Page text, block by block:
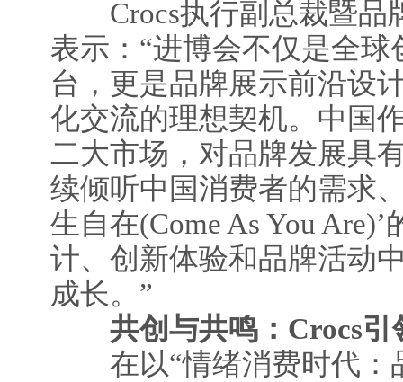
Crocs执行副总裁暨品
表示：“进博会不仅是全
台，更是品牌展示前沿设
化交流的理想契机。中国
二大市场，对品牌发展具
续倾听中国消费者的需求
生自在(Come As You
计、创新体验和品牌活动
成长。”
共创与共鸣：Crocs
在以“情绪消费时代：